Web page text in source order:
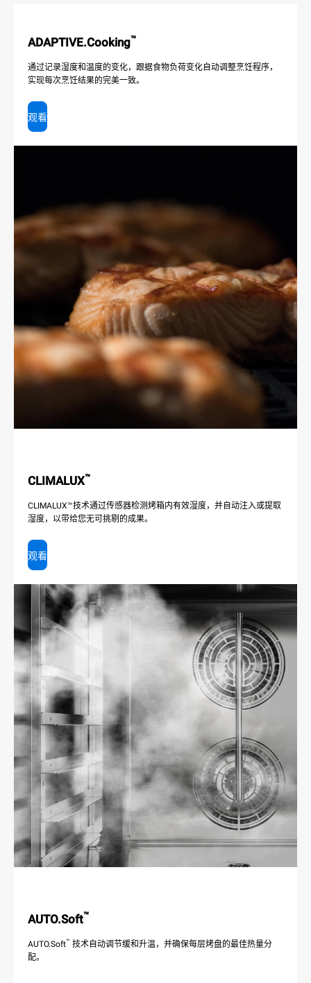
ADAPTIVE.Cooking™
通过记录湿度和温度的变化，跟据食物负荷变化自动调整烹饪程序，
实现每次烹饪结果的完美一致。
观看
CLIMALUX™
CLIMALUX™技术通过传感器检测烤箱内有效湿度，并自动注入或提取
湿度，以带给您无可挑剔的成果。
观看
AUTO.Soft™
AUTO.Soft™ 技术自动调节缓和升温，并确保每层烤盘的最佳热量分
配。